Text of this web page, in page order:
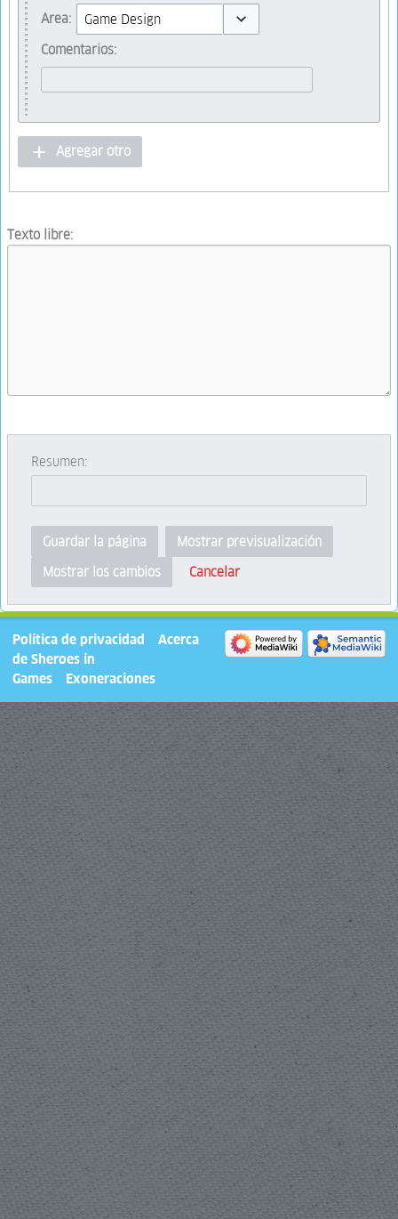
Area:
Comentarios:
Agregar otro
Texto libre:
Resumen:
Guardar la página
Mostrar previsualización
Mostrar los cambios
Cancelar
Política de privacidad
Acerca
de Sheroes in
Games
Exoneraciones